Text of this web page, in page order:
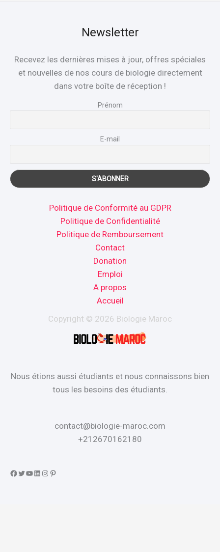
Newsletter
Recevez les dernières mises à jour, offres spéciales
et nouvelles de nos cours de biologie directement
dans votre boîte de réception !
Prénom
E-mail
Politique de Conformité au GDPR
Politique de Confidentialité
Politique de Remboursement
Contact
Donation
Emploi
A propos
Accueil
Copyright © 2026 Biologie Maroc
Nous étions aussi étudiants et nous connaissons bien
tous les besoins des étudiants.
contact@biologie-maroc.com
+212670162180
Facebook
Twitter
YouTube
LinkedIn
Instagram
Pinterest